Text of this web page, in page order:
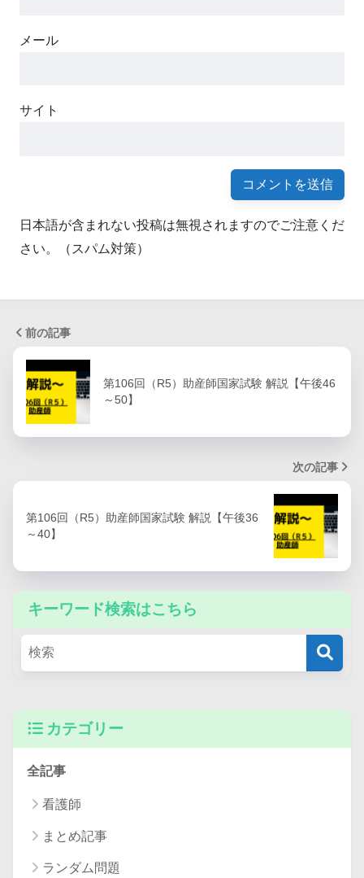
メール
サイト
日本語が含まれない投稿は無視されますのでご注意くだ
さい。（スパム対策）
前の記事
第106回（R5）助産師国家試験 解説【午後46
～50】
次の記事
第106回（R5）助産師国家試験 解説【午後36
～40】
キーワード検索はこちら
カテゴリー
全記事
看護師
まとめ記事
ランダム問題